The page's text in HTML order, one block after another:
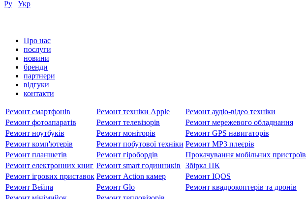
Ру | Укр
Про нас
послуги
новини
бренди
партнери
вiдгуки
контакти
Ремонт смартфонів Ремонт техніки Apple
Ремонт аудіо-відео техніки
Ремонт фотоапаратів
Ремонт телевізорів
Ремонт мережевого обладнання
Ремонт ноутбуків
Ремонт моніторів
Ремонт GPS навигаторів
Ремонт комп'ютерів
Ремонт побутової техніки Ремонт MP3 плеєрів
Ремонт планшетів
Ремонт гіробордів
Прокачування мобільних пристроїв
Ремонт електронних книг Ремонт smart годинників
Збірка ПК
Ремонт ігрових приставок Ремонт Action камер
Ремонт IQOS
Ремонт Вейпа
Ремонт Glo
Ремонт квадрокоптерів та дронів